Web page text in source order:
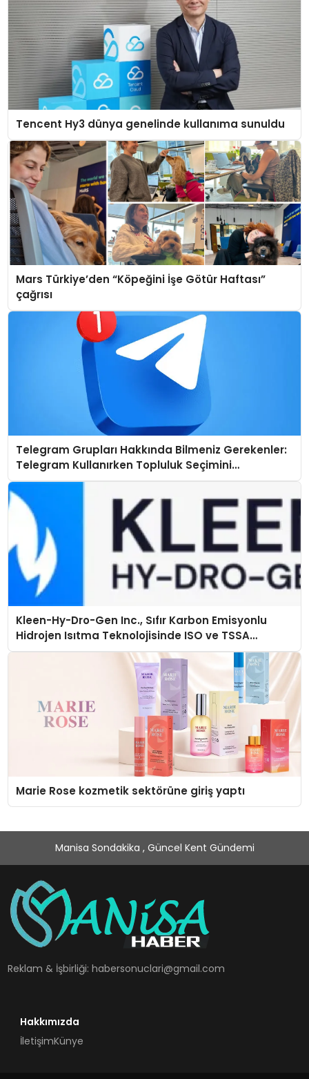
Tencent Hy3 dünya genelinde kullanıma sunuldu
Mars Türkiye’den “Köpeğini İşe Götür Haftası”
çağrısı
Telegram Grupları Hakkında Bilmeniz Gerekenler:
Telegram Kullanırken Topluluk Seçimini
Kolaylaştırın
Kleen-Hy-Dro-Gen Inc., Sıfır Karbon Emisyonlu
Hidrojen Isıtma Teknolojisinde ISO ve TSSA
Düzenleyici Onaylarını Aldı
Marie Rose kozmetik sektörüne giriş yaptı
Manisa Sondakika , Güncel Kent Gündemi
Reklam & İşbirliği:habersonuclari@gmail.com
Hakkımızda
İletişimKünye